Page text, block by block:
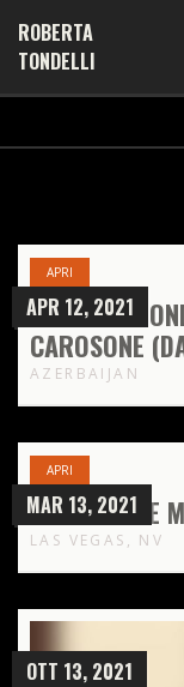
ROBERTA
TONDELLI
APRI
APR 12, 2021
ROBERTA
CAROSONE
AZERBAIJAN
APRI
MAR 13, 2021
SNOWGLOBE
LAS VEGAS, NV
OTT 13, 2021